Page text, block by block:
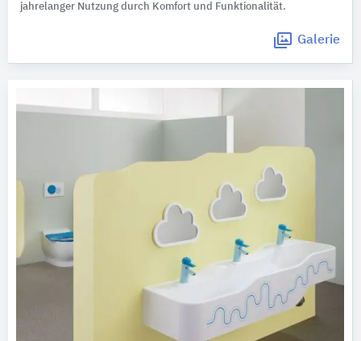
jahrelanger Nutzung durch Komfort und Funktionalität.
Galerie